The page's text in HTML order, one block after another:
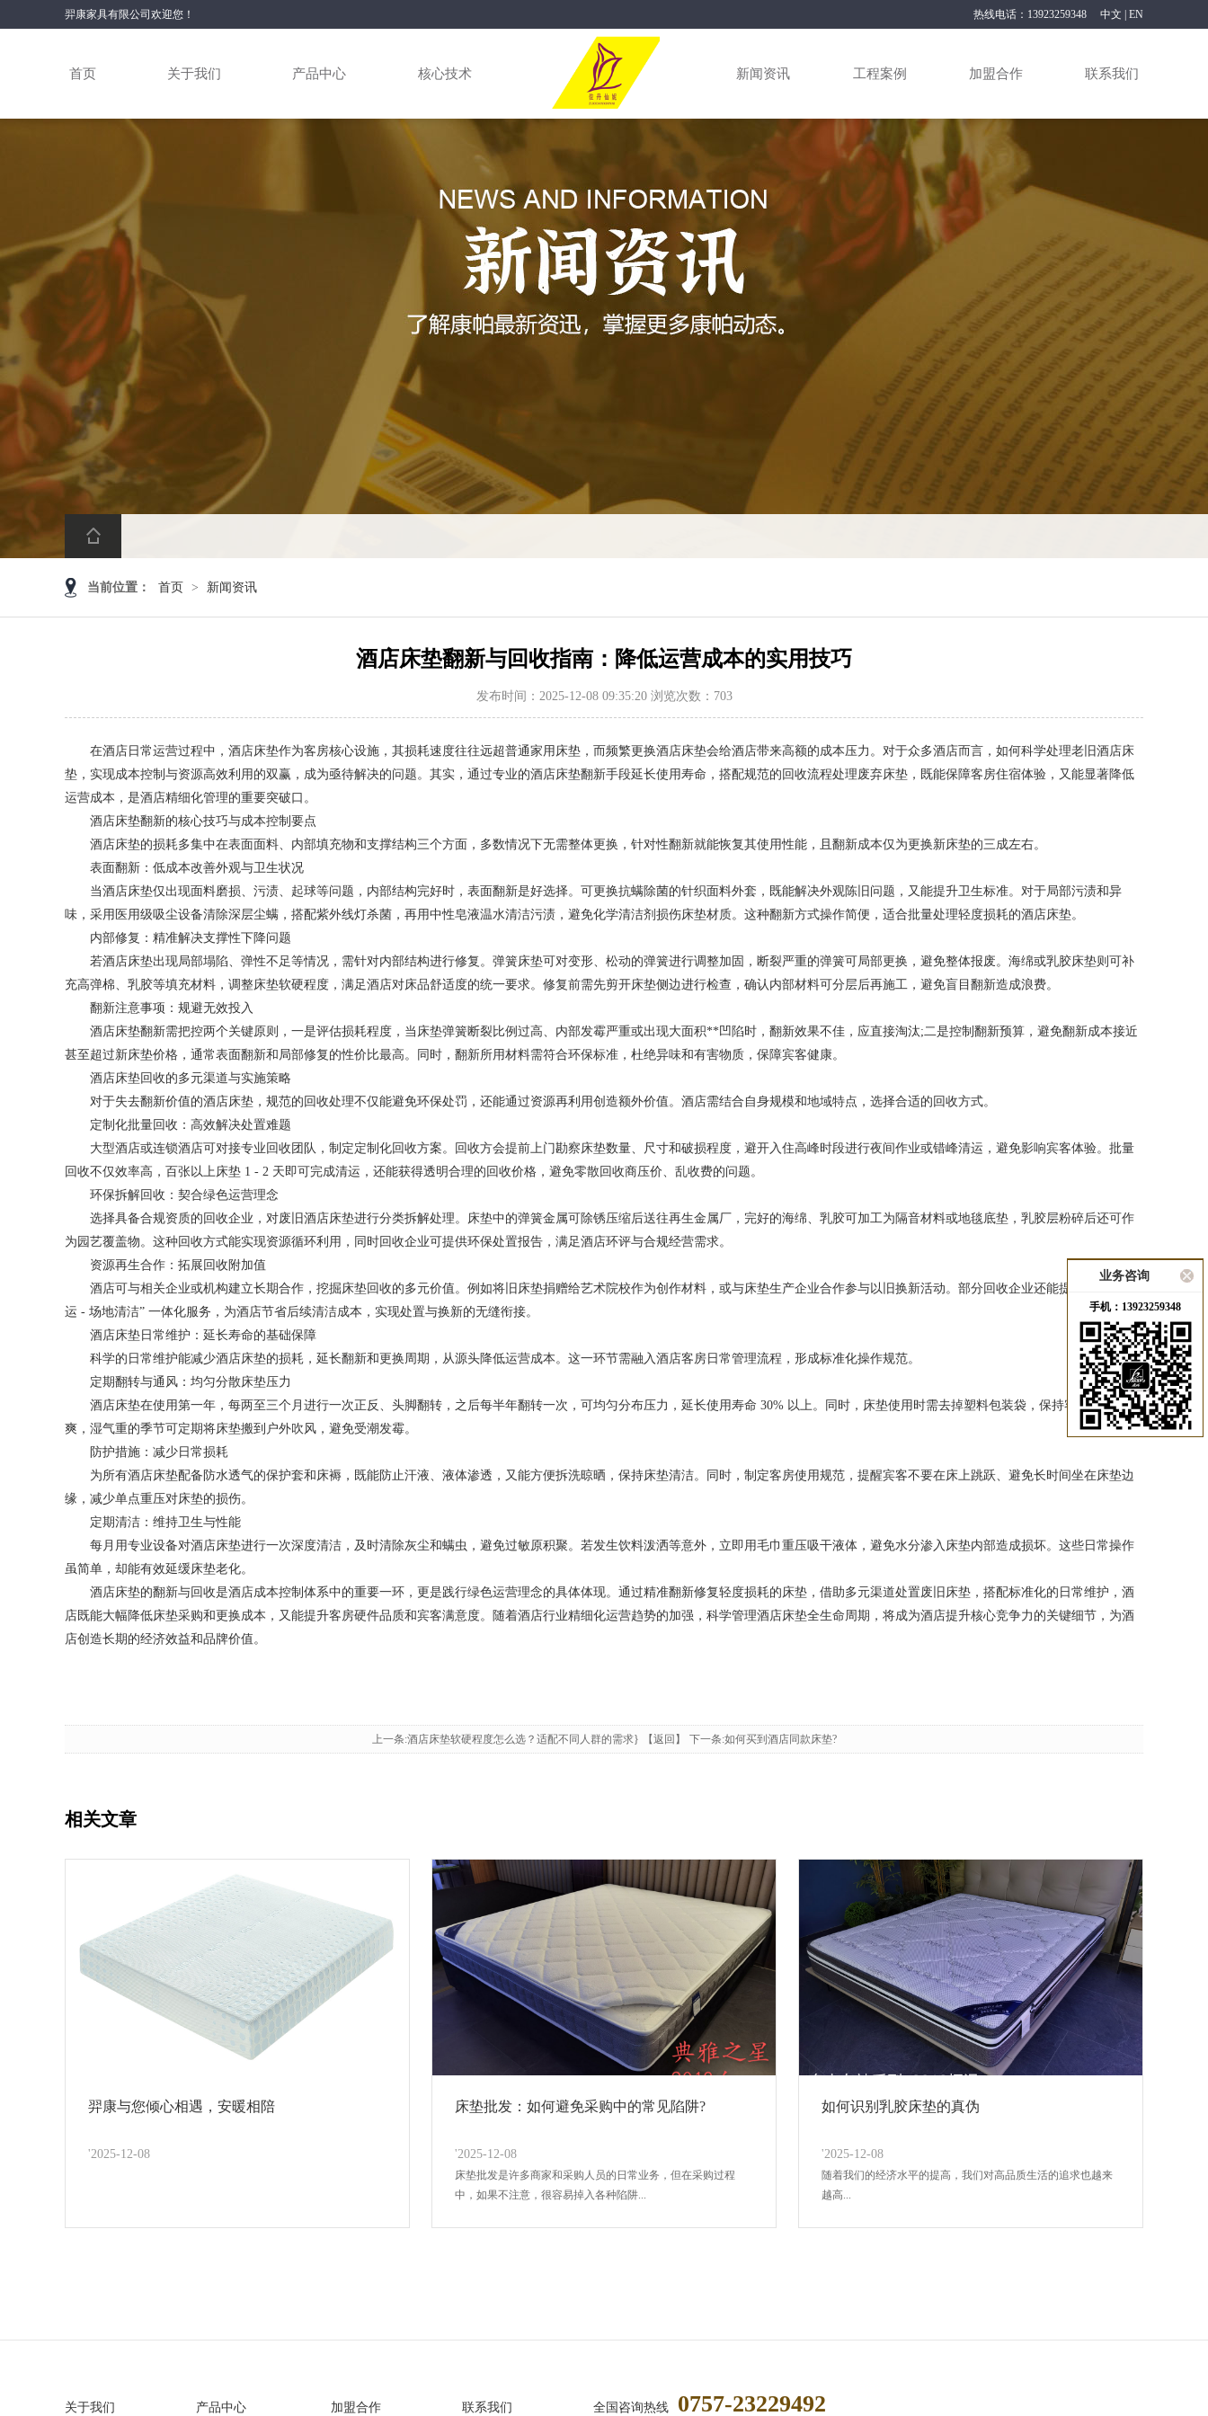
羿康家具有限公司欢迎您！ 中文 EN
热线电话：13923259348
首页 关于我们 产品中心 核心技术 新闻资讯 工程案例 加盟合作 联系我们
当前位置： 首页 > 新闻资讯
酒店床垫翻新与回收指南：降低运营成本的实用技巧
发布时间：2025-12-08 09:35:20 浏览次数：703
在酒店日常运营过程中，酒店床垫作为客房核心设施，其损耗速度往往远超普通家用床垫，而频繁更换酒店床垫会给酒店带来高额的成本压力。对于众多酒店而言，如何科学处理老旧酒店床
垫，实现成本控制与资源高效利用的双赢，成为亟待解决的问题。其实，通过专业的酒店床垫翻新手段延长使用寿命，搭配规范的回收流程处理废弃床垫，既能保障客房住宿体验，又能显著降低
运营成本，是酒店精细化管理的重要突破口。
酒店床垫翻新的核心技巧与成本控制要点
酒店床垫的损耗多集中在表面面料、内部填充物和支撑结构三个方面，多数情况下无需整体更换，针对性翻新就能恢复其使用性能，且翻新成本仅为更换新床垫的三成左右。
表面翻新：低成本改善外观与卫生状况
当酒店床垫仅出现面料磨损、污渍、起球等问题，内部结构完好时，表面翻新是好选择。可更换抗螨除菌的针织面料外套，既能解决外观陈旧问题，又能提升卫生标准。对于局部污渍和异
味，采用医用级吸尘设备清除深层尘螨，搭配紫外线灯杀菌，再用中性皂液温水清洁污渍，避免化学清洁剂损伤床垫材质。这种翻新方式操作简便，适合批量处理轻度损耗的酒店床垫。
内部修复：精准解决支撑性下降问题
若酒店床垫出现局部塌陷、弹性不足等情况，需针对内部结构进行修复。弹簧床垫可对变形、松动的弹簧进行调整加固，断裂严重的弹簧可局部更换，避免整体报废。海绵或乳胶床垫则可补
充高弹棉、乳胶等填充材料，调整床垫软硬程度，满足酒店对床品舒适度的统一要求。修复前需先剪开床垫侧边进行检查，确认内部材料可分层后再施工，避免盲目翻新造成浪费。
翻新注意事项：规避无效投入
酒店床垫翻新需把控两个关键原则，一是评估损耗程度，当床垫弹簧断裂比例过高、内部发霉严重或出现大面积**凹陷时，翻新效果不佳，应直接淘汰;二是控制翻新预算，避免翻新成本接近
甚至超过新床垫价格，通常表面翻新和局部修复的性价比最高。同时，翻新所用材料需符合环保标准，杜绝异味和有害物质，保障宾客健康。
酒店床垫回收的多元渠道与实施策略
对于失去翻新价值的酒店床垫，规范的回收处理不仅能避免环保处罚，还能通过资源再利用创造额外价值。酒店需结合自身规模和地域特点，选择合适的回收方式。
定制化批量回收：高效解决处置难题
大型酒店或连锁酒店可对接专业回收团队，制定定制化回收方案。回收方会提前上门勘察床垫数量、尺寸和破损程度，避开入住高峰时段进行夜间作业或错峰清运，避免影响宾客体验。批量
回收不仅效率高，百张以上床垫 1 - 2 天即可完成清运，还能获得透明合理的回收价格，避免零散回收商压价、乱收费的问题。
环保拆解回收：契合绿色运营理念
选择具备合规资质的回收企业，对废旧酒店床垫进行分类拆解处理。床垫中的弹簧金属可除锈压缩后送往再生金属厂，完好的海绵、乳胶可加工为隔音材料或地毯底垫，乳胶层粉碎后还可作
为园艺覆盖物。这种回收方式能实现资源循环利用，同时回收企业可提供环保处置报告，满足酒店环评与合规经营需求。
资源再生合作：拓展回收附加值
酒店可与相关企业或机构建立长期合作，挖掘床垫回收的多元价值。例如将旧床垫捐赠给艺术院校作为创作材料，或与床垫生产企业合作参与以旧换新活动。部分回收企业还能提供 “旧床垫清
运 - 场地清洁” 一体化服务，为酒店节省后续清洁成本，实现处置与换新的无缝衔接。
酒店床垫日常维护：延长寿命的基础保障
科学的日常维护能减少酒店床垫的损耗，延长翻新和更换周期，从源头降低运营成本。这一环节需融入酒店客房日常管理流程，形成标准化操作规范。
定期翻转与通风：均匀分散床垫压力
酒店床垫在使用第一年，每两至三个月进行一次正反、头脚翻转，之后每半年翻转一次，可均匀分布压力，延长使用寿命 30% 以上。同时，床垫使用时需去掉塑料包装袋，保持客房通风干
爽，湿气重的季节可定期将床垫搬到户外吹风，避免受潮发霉。
防护措施：减少日常损耗
为所有酒店床垫配备防水透气的保护套和床褥，既能防止汗液、液体渗透，又能方便拆洗晾晒，保持床垫清洁。同时，制定客房使用规范，提醒宾客不要在床上跳跃、避免长时间坐在床垫边
缘，减少单点重压对床垫的损伤。
定期清洁：维持卫生与性能
每月用专业设备对酒店床垫进行一次深度清洁，及时清除灰尘和螨虫，避免过敏原积聚。若发生饮料泼洒等意外，立即用毛巾重压吸干液体，避免水分渗入床垫内部造成损坏。这些日常操作
虽简单，却能有效延缓床垫老化。
酒店床垫的翻新与回收是酒店成本控制体系中的重要一环，更是践行绿色运营理念的具体体现。通过精准翻新修复轻度损耗的床垫，借助多元渠道处置废旧床垫，搭配标准化的日常维护，酒
店既能大幅降低床垫采购和更换成本，又能提升客房硬件品质和宾客满意度。随着酒店行业精细化运营趋势的加强，科学管理酒店床垫全生命周期，将成为酒店提升核心竞争力的关键细节，为酒
店创造长期的经济效益和品牌价值。
上一条:酒店床垫软硬程度怎么选？适配不同人群的需求} 【返回】 下一条:如何买到酒店同款床垫?
相关文章
羿康与您倾心相遇，安暖相陪
'2025-12-08
床垫批发：如何避免采购中的常见陷阱?
'2025-12-08
床垫批发是许多商家和采购人员的日常业务，但在采购过程
中，如果不注意，很容易掉入各种陷阱...
如何识别乳胶床垫的真伪
'2025-12-08
随着我们的经济水平的提高，我们对高品质生活的追求也越来
越高...
关于我们 产品中心 加盟合作 联系我们 全国咨询热线 0757-23229492
业务咨询
手机：13923259348